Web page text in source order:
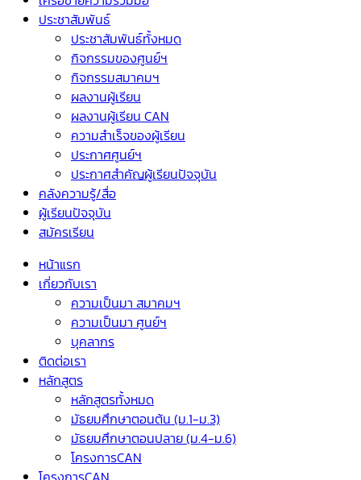
ประชาสัมพันธ์
ประชาสัมพันธ์ทั้งหมด
กิจกรรมของศูนย์ฯ
กิจกรรมสมาคมฯ
ผลงานผู้เรียน
ผลงานผู้เรียน CAN
ความสำเร็จของผู้เรียน
ประกาศศูนย์ฯ
ประกาศสำคัญผู้เรียนปัจจุบัน
คลังความรู้/สื่อ
ผู้เรียนปัจจุบัน
สมัครเรียน
หน้าแรก
เกี่ยวกับเรา
ความเป็นมา สมาคมฯ
ความเป็นมา ศูนย์ฯ
บุคลากร
ติดต่อเรา
หลักสูตร
หลักสูตรทั้งหมด
มัธยมศึกษาตอนต้น (ม.1-ม.3)
มัธยมศึกษาตอนปลาย (ม.4-ม.6)
โครงการCAN